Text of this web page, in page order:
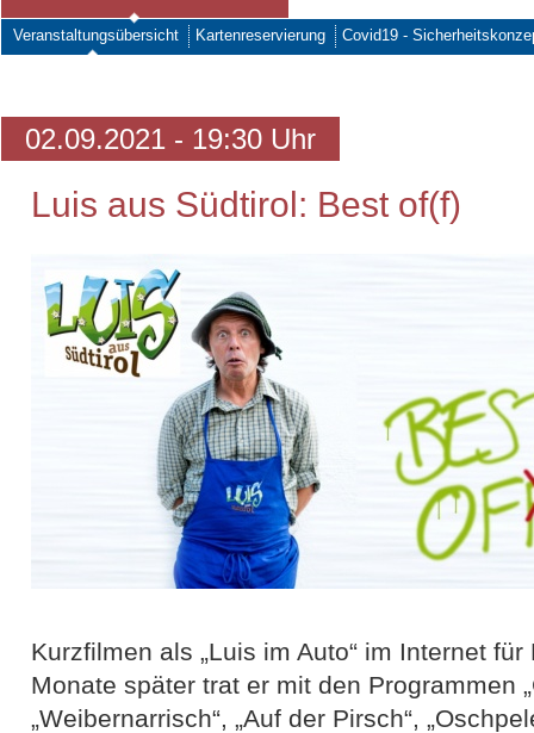
Veranstaltungsübersicht Kartenreservierung Covid19 -
02.09.2021 - 19:30 Uhr
Luis aus Südtirol: Best of(f)
Kurzfilmen als „Luis im Auto“ im Internet
Monate später trat er mit den Programmen
„Weibernarrisch“, „Auf der Pirsch“,